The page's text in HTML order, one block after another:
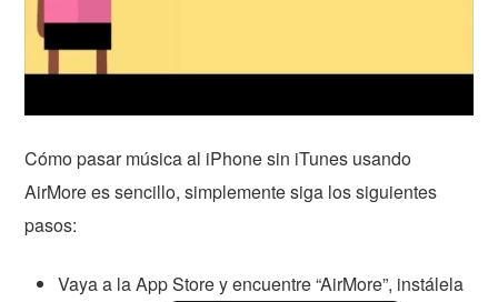
Cómo pasar música al iPhone sin iTunes usando
AirMore es sencillo, simplemente siga los siguientes
pasos:
Vaya a la App Store y encuentre “AirMore”, instálela